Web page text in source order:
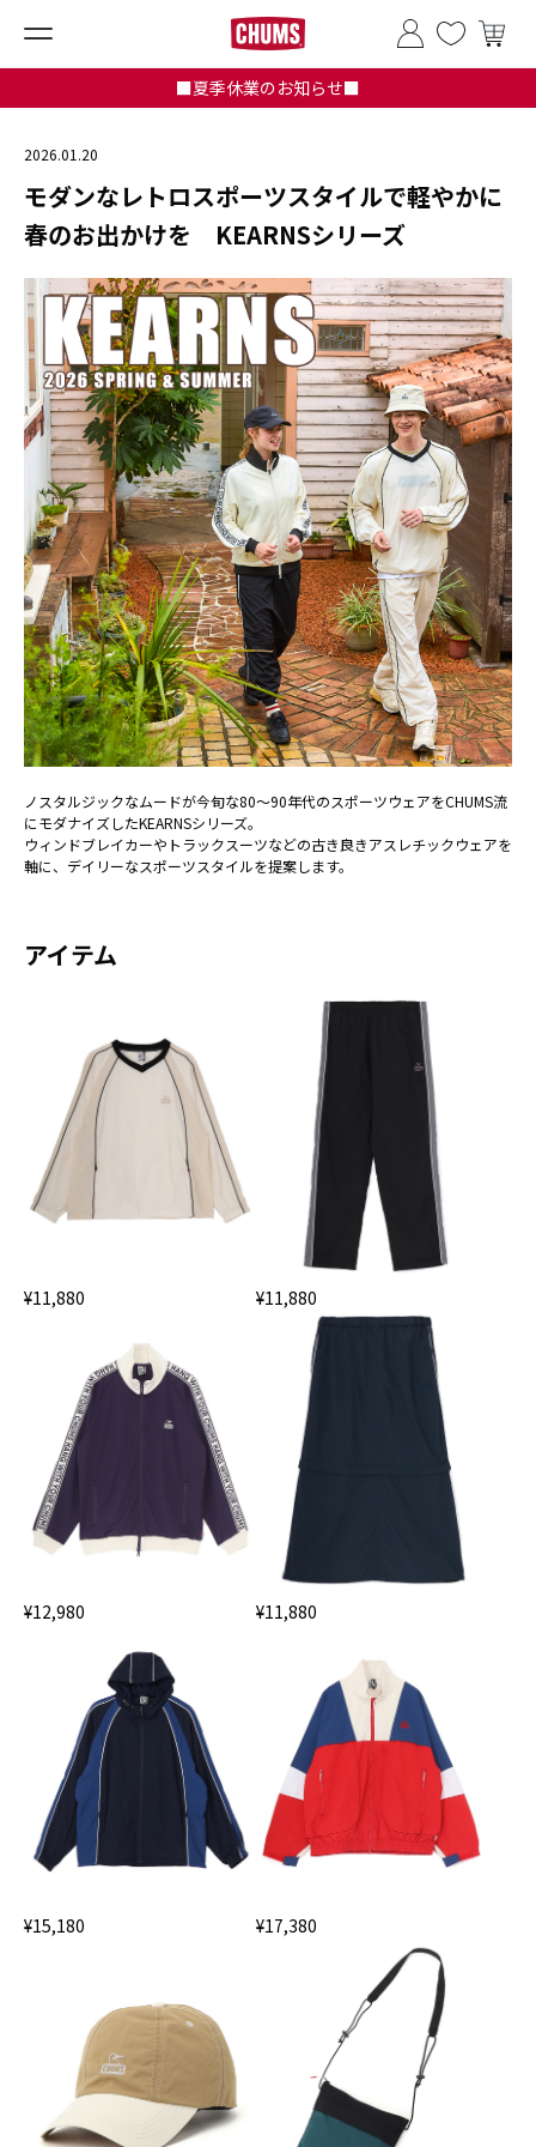
■夏季休業のお知らせ■
2026.01.20
モダンなレトロスポーツスタイルで軽やかに
春のお出かけを KEARNSシリーズ
ノスタルジックなムードが今旬な80～90年代のスポーツウェアをCHUMS流
にモダナイズしたKEARNSシリーズ。
ウィンドブレイカーやトラックスーツなどの古き良きアスレチックウェアを
軸に、デイリーなスポーツスタイルを提案します。
アイテム
¥11,880 ¥11,880
¥12,980 ¥11,880
¥15,180 ¥17,380